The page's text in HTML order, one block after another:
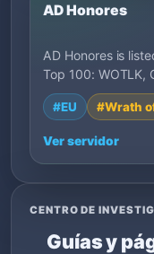
AD Honores
AD Honores is
Top 100: WOTLK,
#EU #Wrath
Ver servidor
CENTRO DE
Guías y